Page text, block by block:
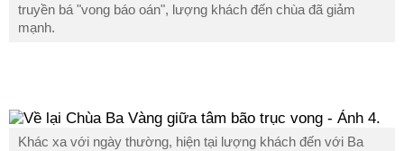
truyền bá "vong báo oán", lượng khách đến chùa đã giảm
mạnh.
Khác xa với ngày thường, hiện tại lượng khách đến với Ba